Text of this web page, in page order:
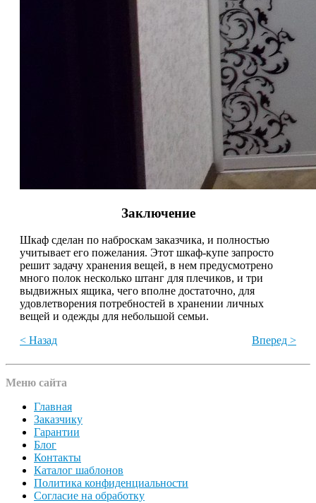
Заключение
Шкаф сделан по наброскам заказчика, и полностью
учитывает его пожелания. Этот шкаф-купе запросто
решит задачу хранения вещей, в нем предусмотрено
много полок несколько штанг для плечиков, и три
выдвижных ящика, чего вполне достаточно, для
удовлетворения потребностей в хранении личных
вещей и одежды для небольшой семьи.
< Назад
Вперед >
Меню сайта
Главная
Заказчику
Гарантии
Блог
Контакты
Каталог шаблонов
Политика конфиденциальности
Согласие на обработку